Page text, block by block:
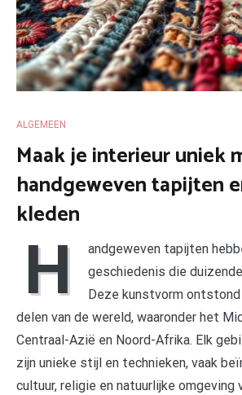
ALGEMEEN
Maak je interieur uniek
handgeweven tapijten
kleden
H
andgeweven tapijten
geschiedenis die
Deze kunstvorm
delen van de wereld, waaronder het
Centraal-Azië en Noord-Afrika. Elk
zijn unieke stijl en technieken, vaak
cultuur, religie en natuurlijke omgeving